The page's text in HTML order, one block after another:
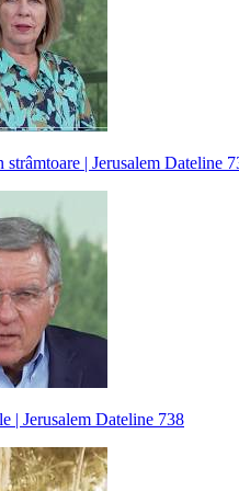
| Jerusalem Dateline
| Jerusalem Dateline 738